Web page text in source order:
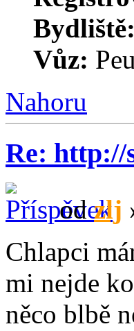
Bydliště:
Vůz:
Nahoru
Re: http://
odzlj
Chlapci
mi nejde
něco blbě